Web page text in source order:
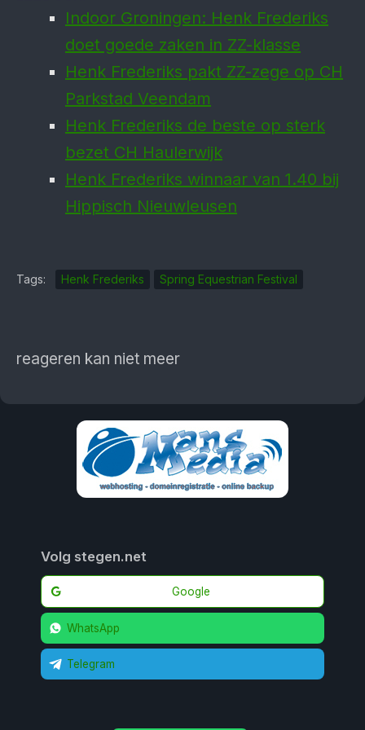
Indoor Groningen: Henk Frederiks
doet goede zaken in ZZ-klasse
Henk Frederiks pakt ZZ-zege op CH
Parkstad Veendam
Henk Frederiks de beste op sterk
bezet CH Haulerwijk
Henk Frederiks winnaar van 1.40 bij
Hippisch Nieuwleusen
Tags: Henk Frederiks Spring Equestrian Festival
reageren kan niet meer
Volg stegen.net
Google
WhatsApp
Telegram